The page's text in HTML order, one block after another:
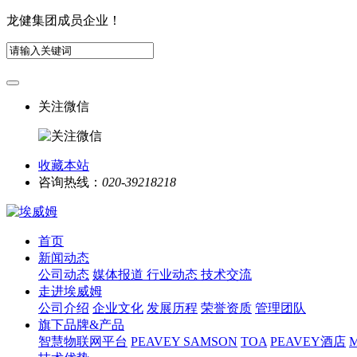
龙健集团成员企业！
关注微信
收藏本站
咨询热线： 020-39218218
首页
新闻动态
公司动态 媒体报道 行业动态 技术交流
走进埃威姆
公司介绍 企业文化 发展历程 荣誉资质 管理团队
旗下品牌&产品
智慧物联网平台 PEAVEY SAMSON TOA PEAVEY酒店